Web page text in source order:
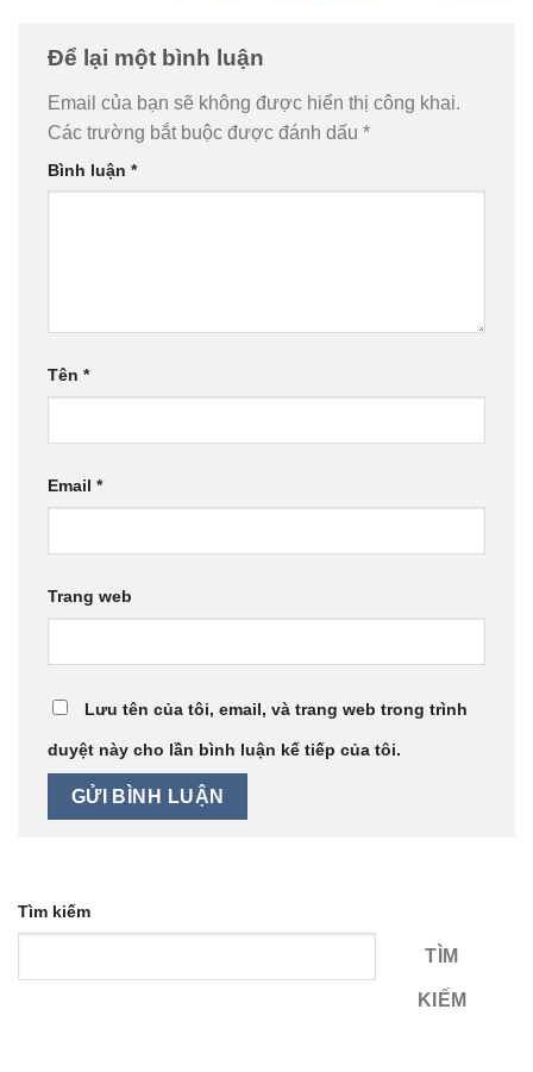
Để lại một bình luận
Email của bạn sẽ không được hiển thị công khai.
Các trường bắt buộc được đánh dấu *
Bình luận *
Tên *
Email *
Trang web
Lưu tên của tôi, email, và trang web trong trình
duyệt này cho lần bình luận kế tiếp của tôi.
Tìm kiếm
TÌM
KIẾM